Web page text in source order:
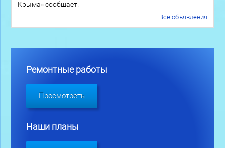
Крыма» сообщает!
Все объявления
Ремонтные работы
Просмотреть
Наши планы